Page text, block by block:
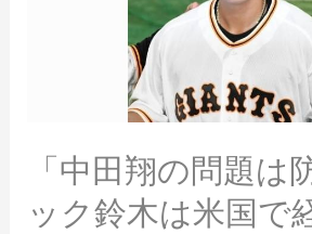
「中田翔の問題は
ック鈴木は米国で